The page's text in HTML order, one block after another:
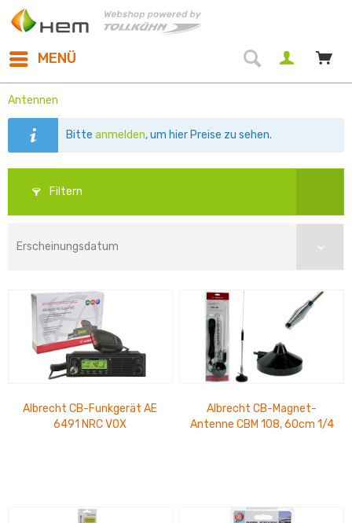
MENÜ
Antennen
Bitteanmelden, um hier Preise zu sehen.
Filtern
Albrecht CB-Funkgerät AE
6491 NRC VOX
Albrecht CB-Magnet-
Antenne CBM 108, 60cm 1/4